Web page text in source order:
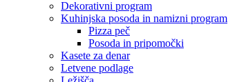
Dekorativni program
Kuhinjska posoda in namizni program
Pizza peč
Posoda in pripomočki
Kasete za denar
Letvene podlage